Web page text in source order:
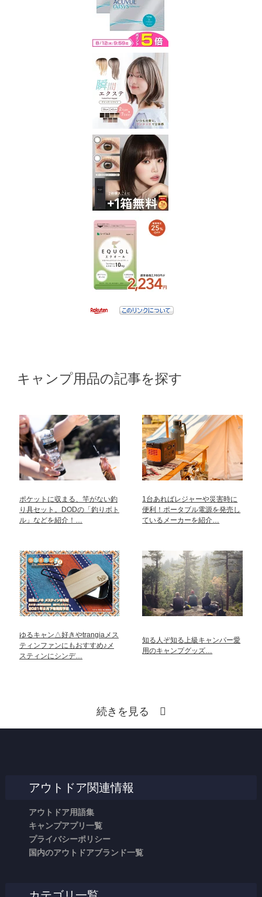
キャンプ用品の記事を探す
ポケットに収まる、竿がない釣
り具セット。DODの「釣りボト
ル」などを紹介！…
1台あればレジャーや災害時に
便利！ポータブル電源を発売し
ているメーカーを紹介…
ゆるキャン△好きやtrangiaメス
ティンファンにもおすすめ♪メ
スティンにシンデ…
知る人ぞ知る上級キャンパー愛
用のキャンプグッズ…
続きを見る
アウトドア関連情報
アウトドア用語集
キャンプアプリ一覧
プライバシーポリシー
国内のアウトドアブランド一覧